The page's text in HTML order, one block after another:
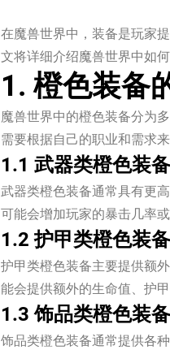
在魔兽世界中，装备是玩家
文将详细介绍魔兽世界中如
1. 橙色装备
魔兽世界中的橙色装备分为
需要根据自己的职业和需求
1.1 武器类橙色装备
武器类橙色装备通常具有更
可能会增加玩家的暴击几率
1.2 护甲类橙色装备
护甲类橙色装备主要提供额
能会提供额外的生命值、护
1.3 饰品类橙色装备
饰品类橙色装备通常提供各